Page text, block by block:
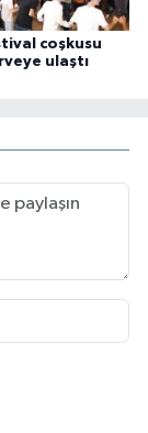
coşkusu
ulaştı